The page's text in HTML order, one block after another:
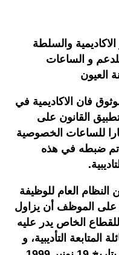
والسلطة
و الساعات
العيون
فان الاكاديمية في
القانون على
نهارا للساعات الخصوصية
تم ضبطه في هذه
بمقتضيات الفصل 15 من النظام العام للوظيفة
على الموظف أن يزاول
الخاص يدر عليه
التأديبية، و